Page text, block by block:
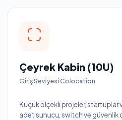
Çeyrek Kabin (10U)
Giriş Seviyesi Colocation
Küçük ölçekli projeler, startuplar
adet sunucu, switch ve güvenlik